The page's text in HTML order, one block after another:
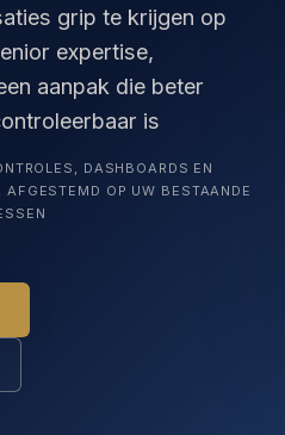
grip te krijgen op
expertise,
aanpak die beter
is
DASHBOARDS EN
OP UW BESTAANDE